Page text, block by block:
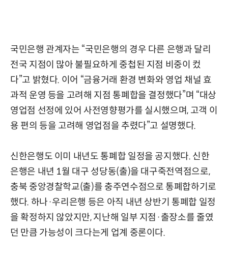
국민은행 관계자는 “국민은행의 경우 다른 은행과 달리
전국 지점이 많아 불필요하게 중첩된 지점 비중이 컸
다”고 밝혔다. 이어 “금융거래 환경 변화와 영업 채널 효
과적 운영 등을 고려해 지점 통폐합을 결정했다”며 “대상
영업점 선정에 있어 사전영향평가를 실시했으며, 고객 이
용 편의 등을 고려해 영업점을 추렸다”고 설명했다.
신한은행도 이미 내년도 통폐합 일정을 공지했다. 신한
은행은 내년 1월 대구 성당동(출)을 대구죽전역점으로,
충북 중앙경찰학교(출)를 충주연수점으로 통폐합하기로
했다. 하나·우리은행 등은 아직 내년 상반기 통폐합 일정
을 확정하지 않았지만, 지난해 일부 지점·출장소를 줄였
던 만큼 가능성이 크다는게 업계 중론이다.